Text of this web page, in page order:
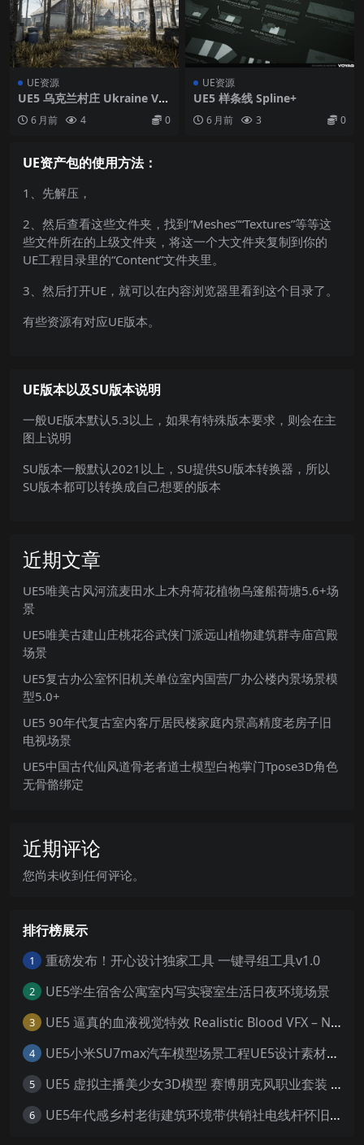
UE资源
UE5 乌克兰村庄 Ukraine Vill
6 月前 4 0
UE资源
UE5 样条线 Spline+
6 月前 3 0
UE资产包的使用方法：
1、先解压，
2、然后查看这些文件夹，找到“Meshes”“Textures”等等这
些文件所在的上级文件夹，将这一个大文件夹复制到你的
UE工程目录里的“Content”文件夹里。
3、然后打开UE，就可以在内容浏览器里看到这个目录了。
有些资源有对应UE版本。
UE版本以及SU版本说明
一般UE版本默认5.3以上，如果有特殊版本要求，则会在主
图上说明
SU版本一般默认2021以上，SU提供SU版本转换器，所以
SU版本都可以转换成自己想要的版本
近期文章
UE5唯美古风河流麦田水上木舟荷花植物乌篷船荷塘5.6+场
景
UE5唯美古建山庄桃花谷武侠门派远山植物建筑群寺庙宫殿
场景
UE5复古办公室怀旧机关单位室内国营厂办公楼内景场景模
型5.0+
UE5 90年代复古室内客厅居民楼家庭内景高精度老房子旧
电视场景
UE5中国古代仙风道骨老者道士模型白袍掌门Tpose3D角色
无骨骼绑定
近期评论
您尚未收到任何评论。
排行榜展示
1 重磅发布！开心设计独家工具 一键寻组工具v1.0
2 UE5学生宿舍公寓室内写实寝室生活日夜环境场景
3 UE5 逼真的血液视觉特效 Realistic Blood VFX – Niagara Blood Effects
4 UE5小米SU7max汽车模型场景工程UE5设计素材写实风格汽车工程
5 UE5 虚拟主播美少女3D模型 赛博朋克风职业套装 游戏角色素材
6 UE5年代感乡村老街建筑环境带供销社电线杆怀旧大场景5.0+